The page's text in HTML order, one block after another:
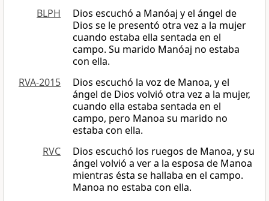
BLPH
Dios escuchó a Manóaj y el ángel de
Dios se le presentó otra vez a la mujer
cuando estaba ella sentada en el
campo. Su marido Manóaj no estaba
con ella.
RVA-2015
Dios escuchó la voz de Manoa, y el
ángel de Dios volvió otra vez a la mujer,
cuando ella estaba sentada en el
campo, pero Manoa su marido no
estaba con ella.
RVC
Dios escuchó los ruegos de Manoa, y su
ángel volvió a ver a la esposa de Manoa
mientras ésta se hallaba en el campo.
Manoa no estaba con ella.